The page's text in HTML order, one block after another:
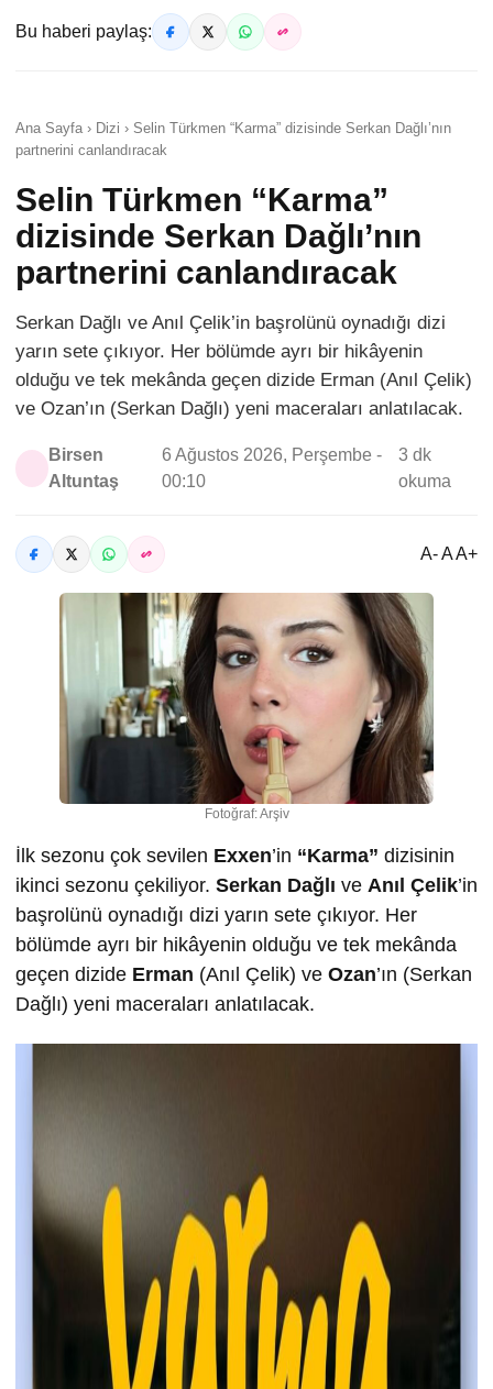
Bu haberi paylaş:
Ana Sayfa › Dizi › Selin Türkmen “Karma” dizisinde Serkan Dağlı’nın
partnerini canlandıracak
Selin Türkmen “Karma”
dizisinde Serkan Dağlı’nın
partnerini canlandıracak
Serkan Dağlı ve Anıl Çelik’in başrolünü oynadığı dizi
yarın sete çıkıyor. Her bölümde ayrı bir hikâyenin
olduğu ve tek mekânda geçen dizide Erman (Anıl Çelik)
ve Ozan’ın (Serkan Dağlı) yeni maceraları anlatılacak.
Birsen
Altuntaş
6 Ağustos 2026, Perşembe -
00:10
3 dk
okuma
A- A A+
Fotoğraf: Arşiv
İlk sezonu çok sevilen Exxen’in “Karma” dizisinin
ikinci sezonu çekiliyor. Serkan Dağlı ve Anıl Çelik’in
başrolünü oynadığı dizi yarın sete çıkıyor. Her
bölümde ayrı bir hikâyenin olduğu ve tek mekânda
geçen dizide Erman (Anıl Çelik) ve Ozan’ın (Serkan
Dağlı) yeni maceraları anlatılacak.